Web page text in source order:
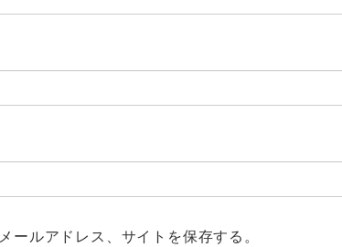
ルアドレス、サイトを保存する。